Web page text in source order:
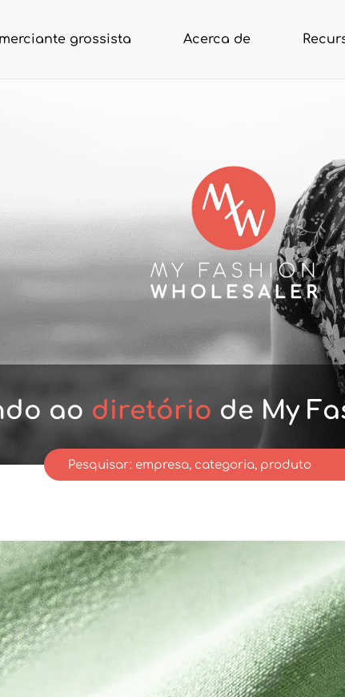
grossista Acerca de
ao diretório de My